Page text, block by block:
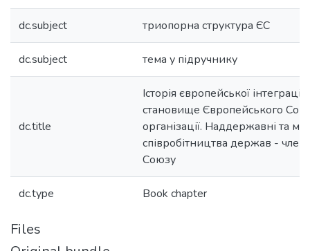
dc.subject триопорна структура ЄС
dc.subject тема у підручнику
dc.title
Історія європейської
становище Європейського
організації. Наддержавні та
співробітництва держав -
Союзу
dc.type Book chapter
Files